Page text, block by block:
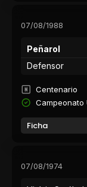
07/08/1988
Peñarol
Defensor
Centenario
Campeonato
Ficha
07/08/1974